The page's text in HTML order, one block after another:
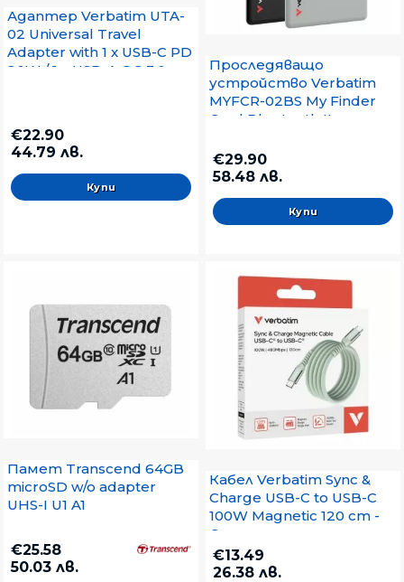
Адаптер Verbatim UTA-
02 Universal Travel
Adapter with 1 x USB-C PD
20W / 1 x USB-A QC 3.0
€22.90
44.79 лв.
Проследяващо
устройство Verbatim
MYFCR-02BS My Finder
Card Bluetooth Item
€29.90
58.48 лв.
Памет Transcend 64GB
microSD w/o adapter
UHS-I U1 A1
€25.58
50.03 лв.
Кабел Verbatim Sync &
Charge USB-C to USB-C
100W Magnetic 120 cm -
Green
€13.49
26.38 лв.